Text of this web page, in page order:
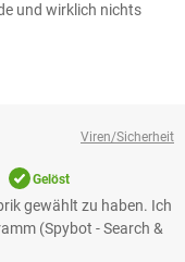
und wirklich nichts
Viren/Sicherheit
Gelöst
gewählt zu haben. Ich
(Spybot - Search &